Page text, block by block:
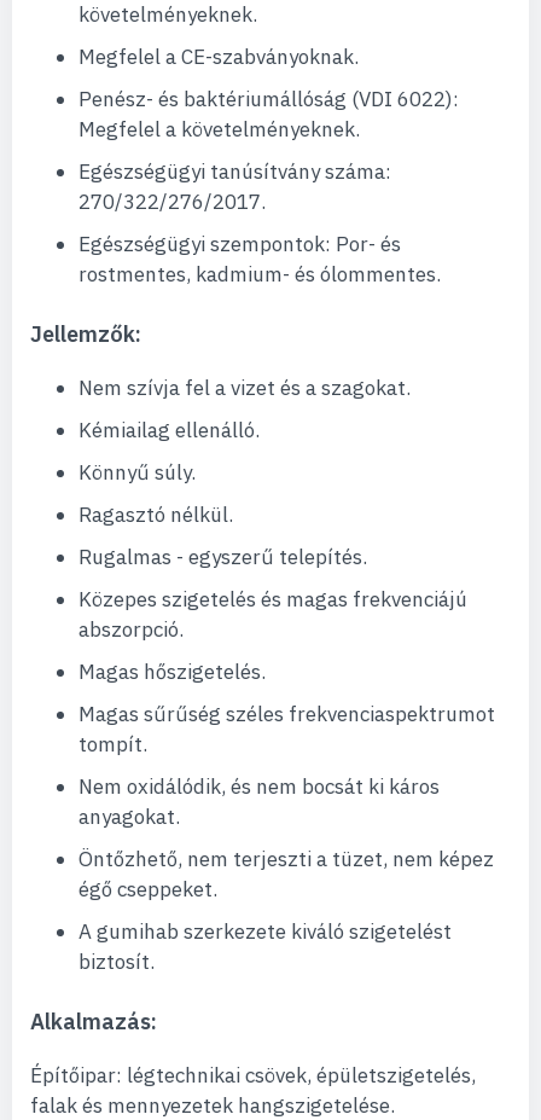
követelményeknek.
Megfelel a CE-szabványoknak.
Penész- és baktériumállóság (VDI 6022):
Megfelel a követelményeknek.
Egészségügyi tanúsítvány száma:
270/322/276/2017.
Egészségügyi szempontok: Por- és
rostmentes, kadmium- és ólommentes.
Jellemzők:
Nem szívja fel a vizet és a szagokat.
Kémiailag ellenálló.
Könnyű súly.
Ragasztó nélkül.
Rugalmas - egyszerű telepítés.
Közepes szigetelés és magas frekvenciájú
abszorpció.
Magas hőszigetelés.
Magas sűrűség széles frekvenciaspektrumot
tompít.
Nem oxidálódik, és nem bocsát ki káros
anyagokat.
Öntőzhető, nem terjeszti a tüzet, nem képez
égő cseppeket.
A gumihab szerkezete kiváló szigetelést
biztosít.
Alkalmazás:
Építőipar: légtechnikai csövek, épületszigetelés,
falak és mennyezetek hangszigetelése.